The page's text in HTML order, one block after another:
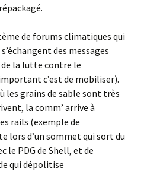
de forums climatiques qui
des messages
la lutte contre le
c’est de mobiliser).
les grains de sable sont très
la comm’ arrive à
rails (exemple de
lors d’un sommet qui sort du
le PDG de Shell, et de
qui dépolitise